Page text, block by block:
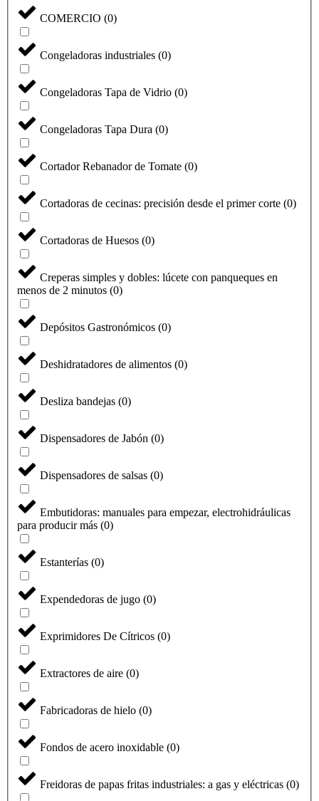
COMERCIO (0)
Congeladoras industriales (0)
Congeladoras Tapa de Vidrio (0)
Congeladoras Tapa Dura (0)
Cortador Rebanador de Tomate (0)
Cortadoras de cecinas: precisión desde el primer corte (0)
Cortadoras de Huesos (0)
Creperas simples y dobles: lúcete con panqueques en
menos de 2 minutos (0)
Depósitos Gastronómicos (0)
Deshidratadores de alimentos (0)
Desliza bandejas (0)
Dispensadores de Jabón (0)
Dispensadores de salsas (0)
Embutidoras: manuales para empezar, electrohidráulicas
para producir más (0)
Estanterías (0)
Expendedoras de jugo (0)
Exprimidores De Cítricos (0)
Extractores de aire (0)
Fabricadoras de hielo (0)
Fondos de acero inoxidable (0)
Freidoras de papas fritas industriales: a gas y eléctricas (0)